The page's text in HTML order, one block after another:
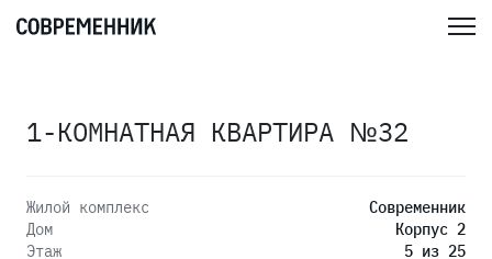
1-КОМНАТНАЯ КВАРТИРА №32
Жилой комплекс
Современник
Дом
Корпус 2
Этаж
5 из 25